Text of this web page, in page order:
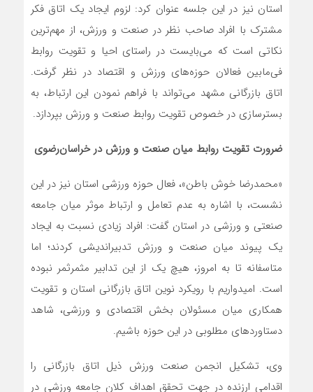
استان نیز در این جلسه عنوان کرد: لزوم ایجاد یک اتاق فکر
مشترک با افراد صاحب نظر در صنعت و ورزش، از مهم‌ترین
نکاتی است که می‌بایست در راستای احیا و تقویت روابط
فی‌مابین فعالان حوزه‌های ورزش و اقتصاد در نظر گرفت.
اتاق بازرگانی مشهد می‌تواند با فراهم نمودن این ارتباط، به
بسترسازی در خصوص تقویت روابط صنعت و ورزش بپردازد.
ضرورت تقویت روابط میان صنعت و ورزش در خراسان‌رضوی
«محمدرضا خوش باطن»، فعال حوزه ورزشی استان نیز در این
نشست، با اشاره به عدم تعامل و ارتباط موثر میان جامعه
صنعتی و ورزشی در استان گفت: افراد زیادی نسبت به ایجاد
یک پیوند میان صنعت و ورزش تدبیراندیشی کردند؛ اما
متاسفانه تا به امروز، هیچ یک از این تدابیر مثمرثمر نبوده
است. امیدواریم با رویکرد نوین اتاق بازرگانی استان و تقویت
همکاری میان مسئولان بخش اقتصادی و ورزشی، شاهد
دستاوردهای مطلوبی در این حوزه باشیم.
وی، تشکیل انجمن صنعت ورزش ذیل اتاق بازرگانی را
اقدامی ارزنده در جهت تحقق اهداف کلان جامعه ورزشی در